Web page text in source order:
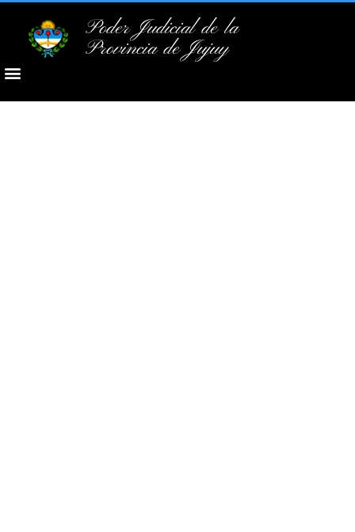
Poder Judicial de la
Provincia de Jujuy